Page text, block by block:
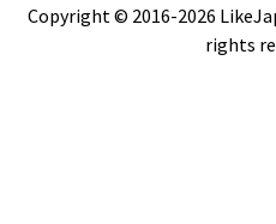
Copyright © 2016-2026
rights